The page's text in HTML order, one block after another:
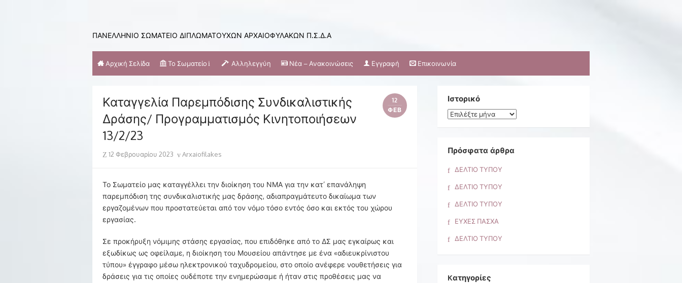
ΠΑΝΕΛΛΗΝΙΟ ΣΩΜΑΤΕΙΟ ΔΙΠΛΩΜΑΤΟΥΧΩΝ ΑΡΧΑΙΟΦΥΛΑΚΩΝ Π.Σ.Δ.Α
Αρχική Σελίδα Το Σωματείο Αλληλεγγύη Νέα – Ανακοινώσεις Εγγραφή Επικοινωνία
Καταγγελία Παρεμπόδισης Συνδικαλιστικής
Δράσης/ Προγραμματισμός Κινητοποιήσεων
13/2/23
12
ΦΕΒ
Posted
12 Φεβρουαρίου 2023 Author
Arxaiofilakes
Το Σωματείο μας καταγγέλλει την διοίκηση του ΝΜΑ για την κατ’ επανάληψη
παρεμπόδιση της συνδικαλιστικής μας δράσης, αδιαπραγμάτευτο δικαίωμα των
εργαζομένων που προστατεύεται από τον νόμο τόσο εντός όσο και εκτός του χώρου
εργασίας.
Σε προκήρυξη νόμιμης στάσης εργασίας, που επιδόθηκε από το ΔΣ μας εγκαίρως και
εξωδίκως ως οφείλαμε, η διοίκηση του Μουσείου απάντησε με ένα «αδιευκρίνιστου
τύπου» έγγραφο μέσω ηλεκτρονικού ταχυδρομείου, στο οποίο ανέφερε νουθετήσεις για
δράσεις για τις οποίες ουδέποτε την ενημερώσαμε ή ήταν στις προθέσεις μας να
Ιστορικό
Ιστορικό
Πρόσφατα άρθρα
ΔΕΛΤΙΟ ΤΥΠΟΥ
ΔΕΛΤΙΟ ΤΥΠΟΥ
ΔΕΛΤΙΟ ΤΥΠΟΥ
ΕΥΧΕΣ ΠΑΣΧΑ
ΔΕΛΤΙΟ ΤΥΠΟΥ
Kατηγορίες